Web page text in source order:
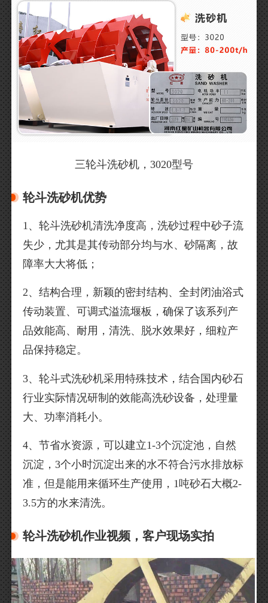
三轮斗洗砂机，3020型号
轮斗洗砂机优势
1、轮斗洗砂机清洗净度高，洗砂过程中砂子流
失少，尤其是其传动部分均与水、砂隔离，故
障率大大将低；
2、结构合理，新颖的密封结构、全封闭油浴式
传动装置、可调式溢流堰板，确保了该系列产
品效能高、耐用，清洗、脱水效果好，细粒产
品保持稳定。
3、轮斗式洗砂机采用特殊技术，结合国内砂石
行业实际情况研制的效能高洗砂设备，处理量
大、功率消耗小。
4、节省水资源，可以建立1-3个沉淀池，自然
沉淀，3个小时沉淀出来的水不符合污水排放标
准，但是能用来循环生产使用，1吨砂石大概2-
3.5方的水来清洗。
轮斗洗砂机作业视频，客户现场实拍